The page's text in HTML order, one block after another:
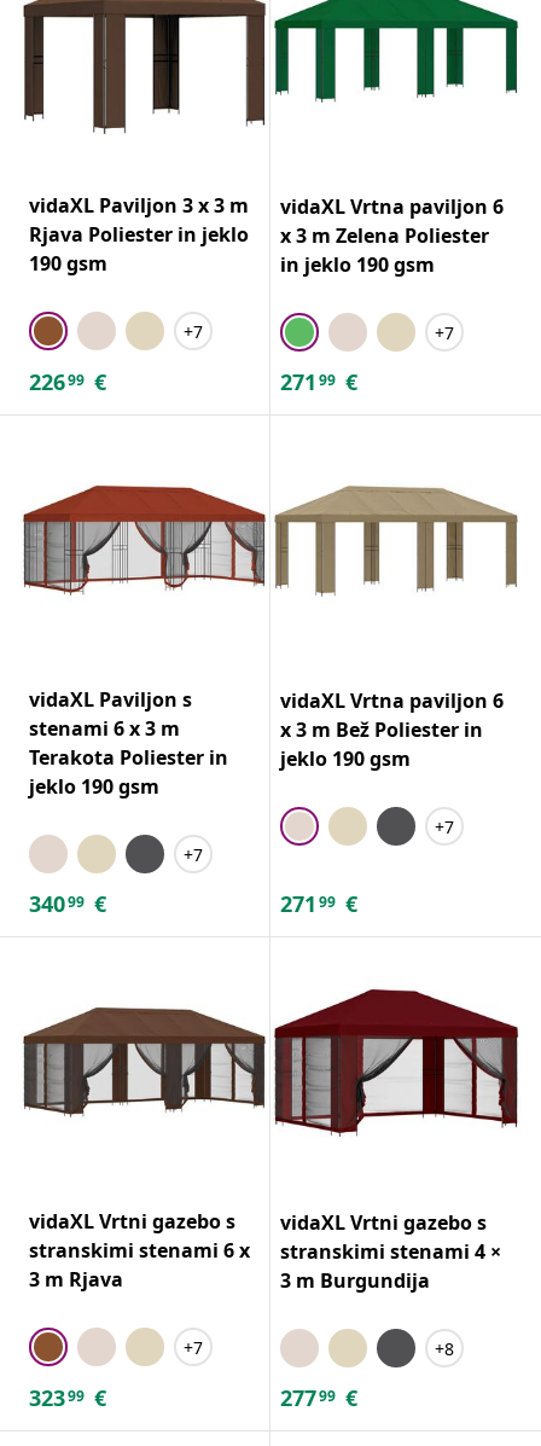
vidaXL Paviljon 3 x 3 m
Rjava Poliester in jeklo
190 gsm
+7
22699 €
vidaXL Vrtna paviljon 6
x 3 m Zelena Poliester
in jeklo 190 gsm
+7
271 99 €
vidaXL Paviljon s
stenami 6 x 3 m
Terakota Poliester in
jeklo 190 gsm
+7
34099 €
vidaXL Vrtna paviljon 6
x 3 m Bež Poliester in
jeklo 190 gsm
+7
271 99 €
vidaXL Vrtni gazebo s
stranskimi stenami 6 x
3 m Rjava
+7
32399 €
vidaXL Vrtni gazebo s
stranskimi stenami 4 ×
3 m Burgundija
+8
27799 €